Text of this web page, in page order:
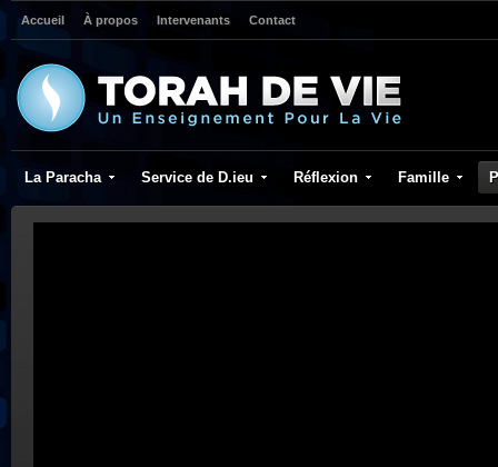
Accueil À propos Intervenants Contact
La Paracha Service de D.ieu Réflexion Famille